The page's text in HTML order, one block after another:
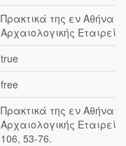
Πρακτικά της εν Αθήναις
Αρχαιολογικής
true
free
Πρακτικά της εν Αθήναις
Αρχαιολογικής
106, 53-76.